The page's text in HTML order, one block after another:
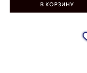
В КОРЗИНУ